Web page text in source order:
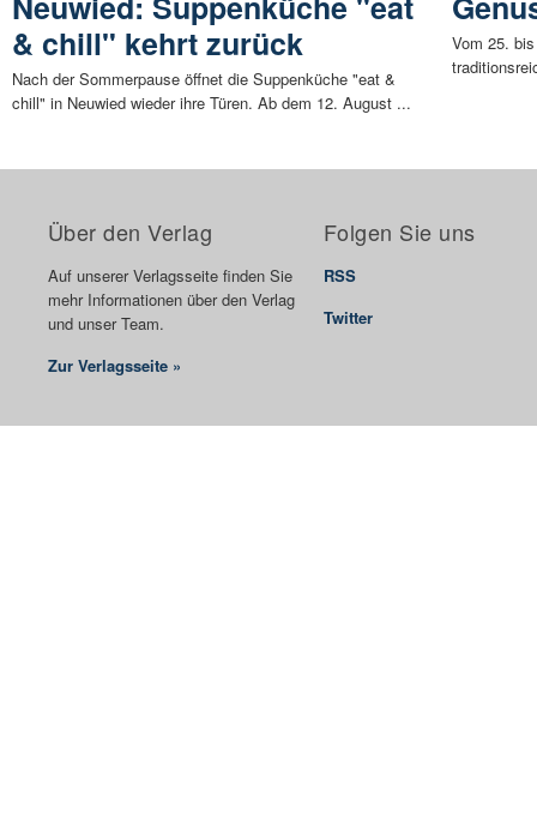
& chill" kehrt zurück
Nach der Sommerpause öffnet die Suppenküche "eat &
chill" in Neuwied wieder ihre Türen. Ab dem 12. August ...
Vom 25.
Über den Verlag
Auf unserer Verlagsseite finden Sie
mehr Informationen über den Verlag
und unser Team.
Zur Verlagsseite »
Folgen Sie uns
RSS
Twitter